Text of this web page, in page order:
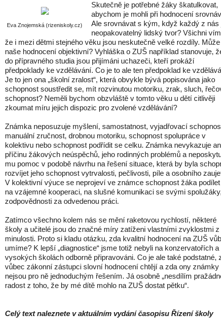
Eva Znojemská (rizeniskoly.cz)
Skutečně je potřebné žáky škatulkovat,
abychom je mohli při hodnocení
Ale srovnávat s kým, když každý z nás
neopakovatelný lidský tvor? Všichni
že i mezi dětmi stejného věku jsou neskutečně velké rozdíly.
naše hodnocení objektivní? Vyhláška o ZUŠ například stanovuje,
do přípravného studia jsou přijímáni uchazeči, kteří prokáží
předpoklady ke vzdělávání. Co je to ale ten předpoklad ke
Je to jen ona „školní zralost“, která obvykle bývá popisována jako
schopnost soustředit se, mít rozvinutou motoriku, zrak, sluch,
schopnost? Neměli bychom obzvláště v tomto věku u dětí citlivěji
zkoumat míru jejich dispozic pro zvolené vzdělávání?
Známka neposuzuje myšlení, samostatnost, vyjadřovací
manuální zručnost, drobnou motoriku, schopnost spolupráce v
kolektivu nebo schopnost podřídit se celku. Známka nevykazuje
příčinu žákových neúspěchů, jeho rodinných problémů a
mu pomoc v podobě návrhu na řešení situace, která by byla
rozvíjet jeho schopnost vytrvalosti, pečlivosti, píle a osobního
V kolektivní výuce se neprojeví ve známce schopnost žáka
na vzájemné kooperaci, na slušné komunikaci se svými
zodpovědnosti za odvedenou práci.
Zatímco všechno kolem nás se mění raketovou rychlostí, některé
školy a učitelé jsou do značné míry zatíženi vlastními zvyklostmi z
minulosti. Proto si kladu otázku, zda kvalitní hodnocení na ZUŠ
umíme? K lepší „diagnostice“ jsme totiž nebyli na konzervatořích a
vysokých školách odborně připravováni. Co je ale také podstatné,
vůbec zákonní zástupci slovní hodnocení chtějí a zda ony známky
nejsou pro ně jednoduchým řešením. Já osobně „nesdílím
radost z toho, že by mé dítě mohlo na ZUŠ dostat pětku“.
Celý text naleznete v aktuálním vydání časopisu Řízení školy